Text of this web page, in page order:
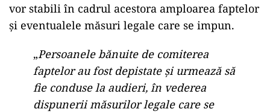
vor stabili în cadrul acestora amploarea faptelor
și eventualele măsuri legale care se impun.
„Persoanele bănuite de comiterea
faptelor au fost depistate și urmează să
fie conduse la audieri, în vederea
dispunerii măsurilor legale care se